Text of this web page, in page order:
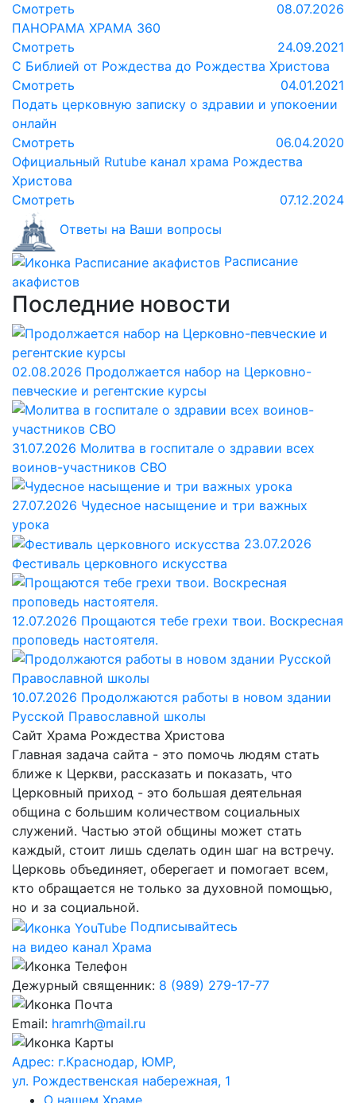
Смотреть
08.07.2026
ПАНОРАМА ХРАМА 360
Смотреть
24.09.2021
С Библией от Рождества до Рождества Христова
Смотреть
04.01.2021
Подать церковную записку о здравии и упокоении
онлайн
Смотреть
06.04.2020
Официальный Rutube канал храма Рождества
Христова
Смотреть
07.12.2024
Ответы на Ваши вопросы
Расписание
акафистов
Последние новости
02.08.2026 Продолжается набор на Церковно-
певческие и регентские курсы
31.07.2026 Молитва в госпитале о здравии всех
воинов-участников СВО
27.07.2026 Чудесное насыщение и три важных
урока
23.07.2026
Фестиваль церковного искусства
12.07.2026 Прощаются тебе грехи твои. Воскресная
проповедь настоятеля.
10.07.2026 Продолжаются работы в новом здании
Русской Православной школы
Сайт Храма Рождества Христова
Главная задача сайта - это помочь людям стать
ближе к Церкви, рассказать и показать, что
Церковный приход - это большая деятельная
община с большим количеством социальных
служений. Частью этой общины может стать
каждый, стоит лишь сделать один шаг на встречу.
Церковь объединяет, оберегает и помогает всем,
кто обращается не только за духовной помощью,
но и за социальной.
Подписывайтесь
на видео канал Храма
Дежурный священник: 8 (989) 279-17-77
Email: hramrh@mail.ru
Адрес: г.Краснодар, ЮМР,
ул. Рождественская набережная, 1
О нашем Храме